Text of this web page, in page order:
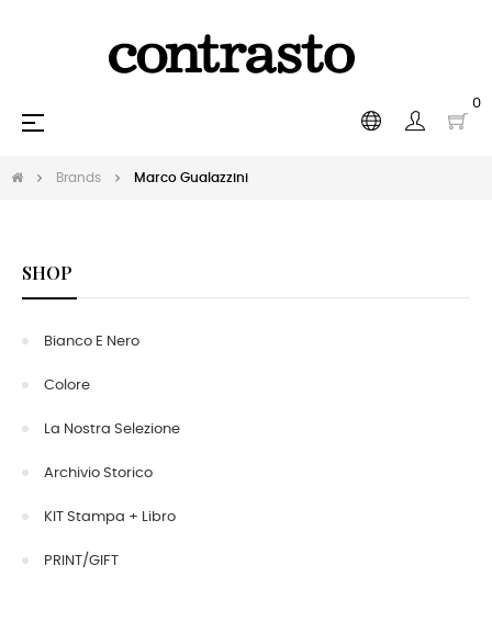
0
navigazione
☰
Brands Marco Gualazzini
SHOP
Bianco E Nero
Colore
La Nostra Selezione
Archivio Storico
KIT Stampa + Libro
PRINT/GIFT